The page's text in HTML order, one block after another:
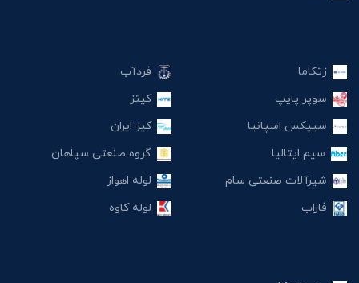
زتکاما
سوپر پایپ
سیپکس اسپانیا
سیم ایتالیا
شیرآلات صنعتی سام
فاراب
فردآب
کیتز
کیز ایران
گروه صنعتی سپاهان
لوله اهواز
لوله کاوه